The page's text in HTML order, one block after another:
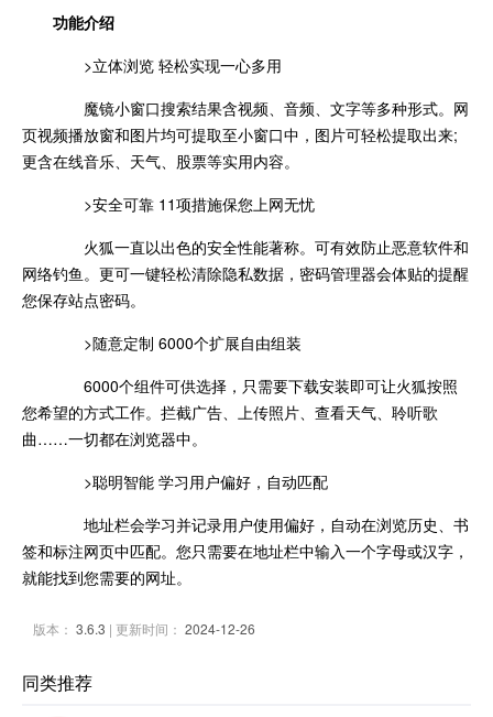
功能介绍
>立体浏览 轻松实现一心多用
魔镜小窗口搜索结果含视频、音频、文字等多种形式。网
页视频播放窗和图片均可提取至小窗口中，图片可轻松提取出来;
更含在线音乐、天气、股票等实用内容。
>安全可靠 11项措施保您上网无忧
火狐一直以出色的安全性能著称。可有效防止恶意软件和
网络钓鱼。更可一键轻松清除隐私数据，密码管理器会体贴的提醒
您保存站点密码。
>随意定制 6000个扩展自由组装
6000个组件可供选择，只需要下载安装即可让火狐按照
您希望的方式工作。拦截广告、上传照片、查看天气、聆听歌
曲……一切都在浏览器中。
>聪明智能 学习用户偏好，自动匹配
地址栏会学习并记录用户使用偏好，自动在浏览历史、书
签和标注网页中匹配。您只需要在地址栏中输入一个字母或汉字，
就能找到您需要的网址。
版本： 3.6.3 | 更新时间： 2024-12-26
同类推荐